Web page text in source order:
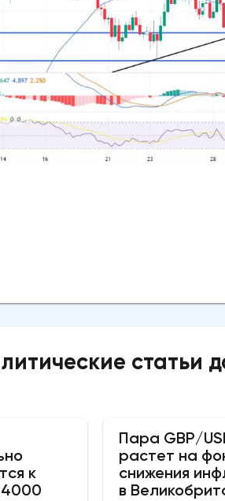
статьи
к
Пара GBP/
растет на
снижения
в